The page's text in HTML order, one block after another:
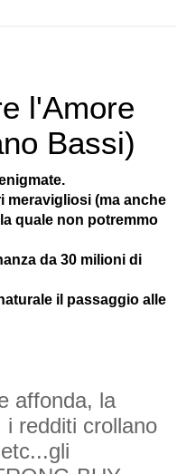
l'Amore
Bassi)
meravigliosi (ma anche
quale non potremmo
da 30 milioni di
il passaggio alle
affonda, la
i redditi crollano